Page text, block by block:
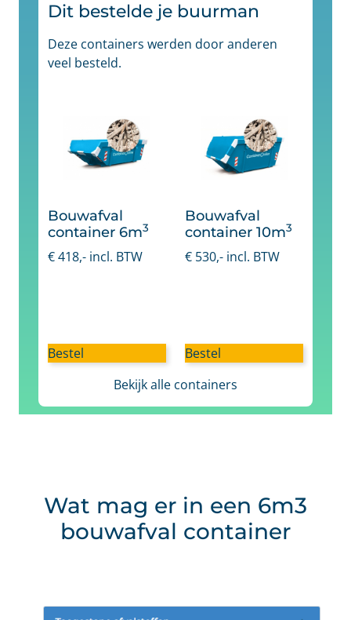
Dit bestelde je buurman
Deze containers werden door anderen
veel besteld.
Bouwafval
container 6m3
€418,- incl. BTW
Bestel
Bouwafval
container 10m3
€ 530,- incl. BTW
Bestel
Bekijk alle containers
Wat mag er in een 6m3
bouwafval container